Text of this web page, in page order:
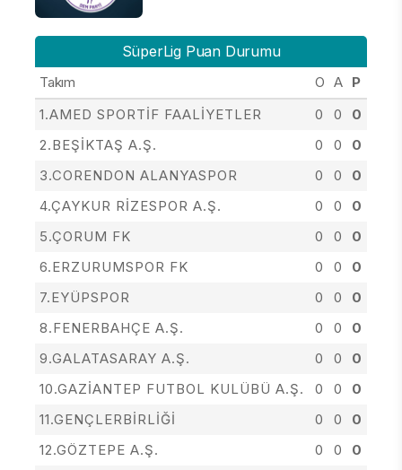
SüperLig Puan Durumu
Takım O A P
1.AMED SPORTİF FAALİYETLER
0 0
0
2.BEŞİKTAŞ A.Ş.
0 0
0
3.CORENDON ALANYASPOR
0 0
0
4.ÇAYKUR RİZESPOR A.Ş.
0 0
0
5.ÇORUM FK
0 0
0
6.ERZURUMSPOR FK
0 0
0
7.EYÜPSPOR
0 0
0
8.FENERBAHÇE A.Ş.
0 0
0
9.GALATASARAY A.Ş.
0 0
0
10.GAZİANTEP FUTBOL KULÜBÜ A.Ş.
0 0
0
11.GENÇLERBİRLİĞİ
0 0
0
12.GÖZTEPE A.Ş.
0 0
0